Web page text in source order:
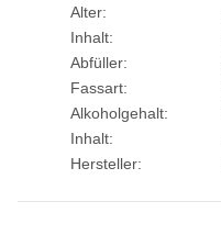
Alter:
Inhalt:
Abfüller:
Fassart:
Alkoholgehalt:
Inhalt:
Hersteller: